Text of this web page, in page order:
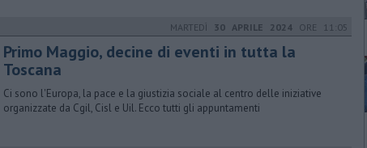
MARTEDÌ 30 APRILE 2024 ORE 11:05
Primo Maggio, decine di eventi in tutta la
Toscana
Ci sono l'Europa, la pace e la giustizia sociale al centro delle iniziative
organizzate da Cgil, Cisl e Uil. Ecco tutti gli appuntamenti